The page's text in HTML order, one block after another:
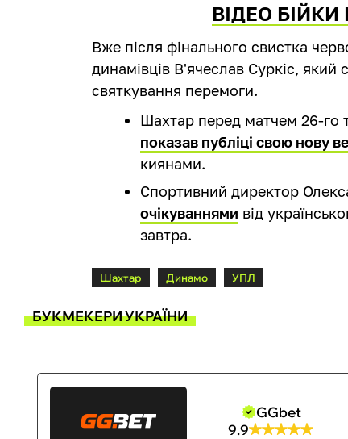
ВІДЕО
Вже після фінального свистка
динамівців В'ячеслав Суркіс,
святкування перемоги.
Шахтар перед матчем 26-го
показав публіці свою нову
киянами.
Спортивний директор
очікуваннями від
завтра.
Шахтар Динамо УПЛ
БУКМЕКЕРИ УКРАЇНИ
GGbet
9.9